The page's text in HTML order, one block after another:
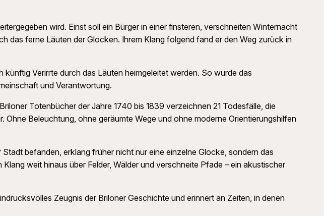
wird. Einst soll ein Bürger in einer finsteren, verschneiten Winternacht
das ferne Läuten der Glocken. Ihrem Klang folgend fand er den Weg zurück in
Verirrte durch das Läuten heimgeleitet werden. So wurde das
und Verantwortung.
Totenbücher der Jahre 1740 bis 1839 verzeichnen 21 Todesfälle, die
Beleuchtung, ohne geräumte Wege und ohne moderne Orientierungshilfen
befanden, erklang früher nicht nur eine einzelne Glocke, sondern das
weit hinaus über Felder, Wälder und verschneite Pfade – ein akustischer
Zeugnis der Briloner Geschichte und erinnert an Zeiten, in denen